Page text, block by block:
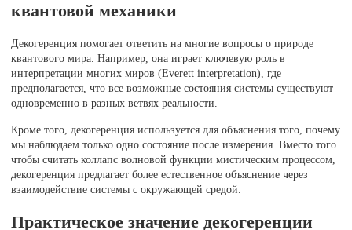
квантовой механики
Декогеренция помогает ответить на многие вопросы о природе
квантового мира. Например, она играет ключевую роль в
интерпретации многих миров (Everett interpretation), где
предполагается, что все возможные состояния системы существуют
одновременно в разных ветвях реальности.
Кроме того, декогеренция используется для объяснения того, почему
мы наблюдаем только одно состояние после измерения. Вместо того
чтобы считать коллапс волновой функции мистическим процессом,
декогеренция предлагает более естественное объяснение через
взаимодействие системы с окружающей средой.
Практическое значение декогеренции